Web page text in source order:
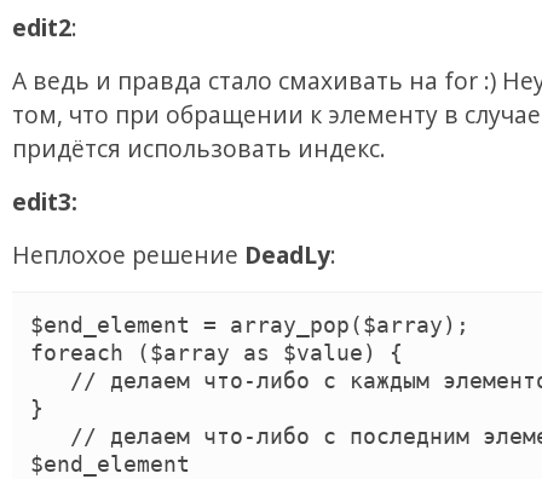
edit2:
А ведь и правда стало смахивать на for :)
том, что при обращении к элементу в
придётся использовать индекс.
edit3:
Неплохое решение DeadLy:
$end_element = array_pop($array);
foreach ($array as $value) {
}
$end_element